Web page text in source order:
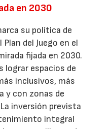
en 2030
su política de
Plan del Juego en el
fijada en 2030.
lograr espacios de
inclusivos, más
y con zonas de
inversión prevista
integral